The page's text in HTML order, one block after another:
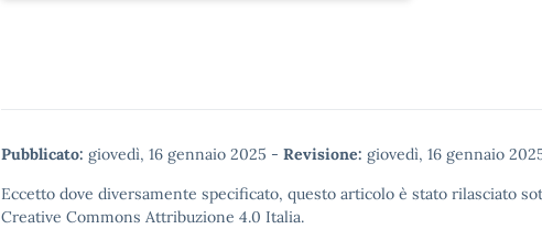
Pubblicato: giovedì, 16 gennaio 2025 - Revisione: giovedì, 16 gennaio
Eccetto dove diversamente specificato, questo articolo è stato rilasciato
Creative Commons Attribuzione 4.0 Italia.